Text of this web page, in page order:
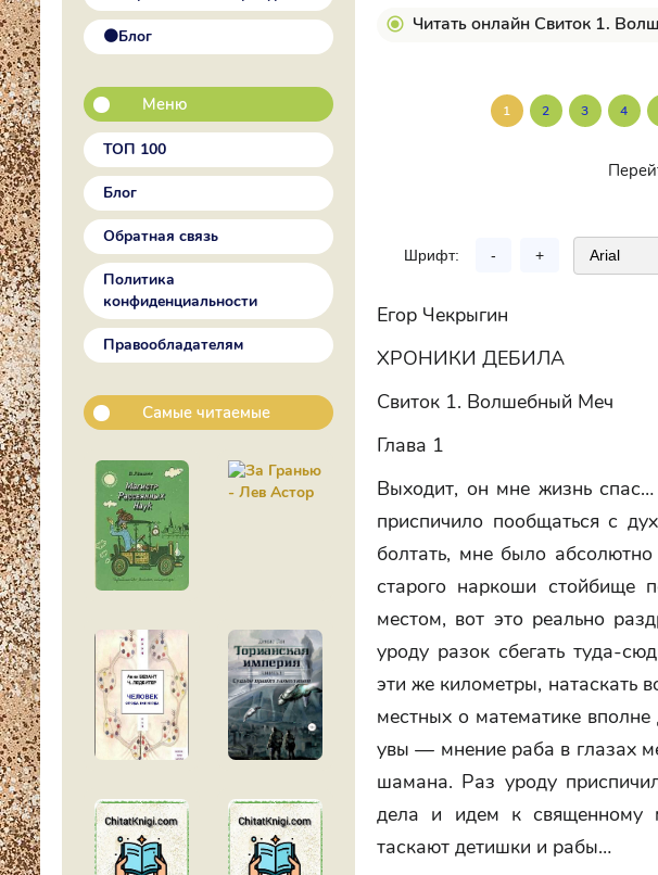
🟠Блог
Меню
ТОП 100
Блог
Обратная связь
Политика
конфиденциальности
Правообладателям
Самые читаемые
Читать онлайн Свиток 1.
1 2 3 4
Шрифт: - +
Егор Чекрыгин
ХРОНИКИ ДЕБИЛА
Свиток 1. Волшебный Меч
Глава 1
Выходит, он мне жизнь
приспичило пообщаться с
болтать, мне было
старого наркоши стойбище
местом, вот это реально
уроду разок сбегать туда-
эти же километры, натаскать
местных о математике
увы — мнение раба в глазах
шамана. Раз уроду
дела и идем к священному
таскают детишки и рабы…